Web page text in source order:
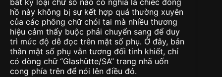
bất kỳ loại chữ số nào có nghĩa là chiếc đồng
hồ này không bị sự kết hợp quá thường xuyên
của các phông chữ chói tai mà nhiều thương
hiệu cảm thấy buộc phải chuyển sang để duy
trì mức độ dễ đọc trên mặt số phụ. Ở đây, bản
thân mặt số phụ vẫn tương đối tinh khiết, chỉ
có dòng chữ “Glashütte/SA” trang nhã uốn
cong phía trên để nói lên điều đó.